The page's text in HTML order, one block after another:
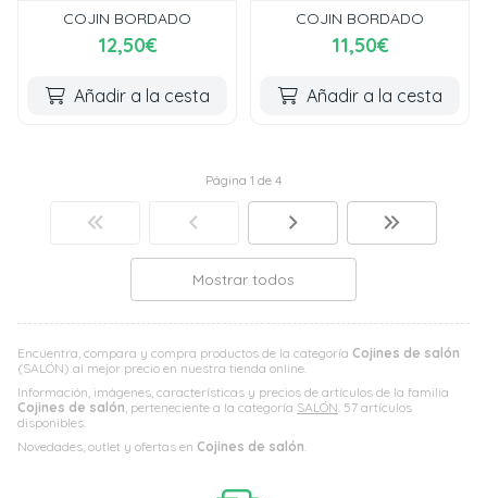
Encuentra, compara y compra productos de la categoría Cojines de salón
(SALÓN) al mejor precio en nuestra tienda online.
Información, imágenes, características y precios de artículos de la familia
Cojines de salón, perteneciente a la categoría SALÓN. 57 artículos
disponibles.
Novedades, outlet y ofertas en Cojines de salón.
COJIN BORDADO
12,50€
Añadir a la cesta
COJIN BORDADO
11,50€
Añadir a la cesta
Página 1 de 4
Mostrar todos